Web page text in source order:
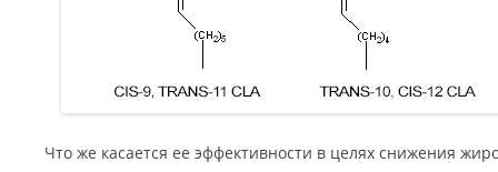
Что же касается ее эффективности в целях снижения